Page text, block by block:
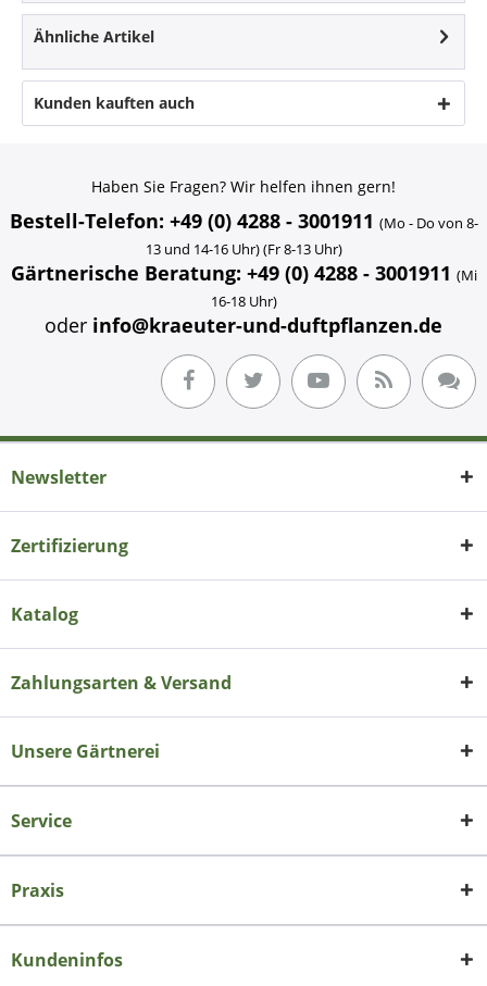
Ähnliche Artikel
Kunden kauften auch
Haben Sie Fragen? Wir helfen ihnen gern!
Bestell-Telefon: +49 (0) 4288 - 3001911 (Mo - Do von 8-
13 und 14-16 Uhr) (Fr 8-13 Uhr)
Gärtnerische Beratung: +49 (0) 4288 - 3001911 (Mi
16-18 Uhr)
oder info@kraeuter-und-duftpflanzen.de
Newsletter
Zertifizierung
Katalog
Zahlungsarten & Versand
Unsere Gärtnerei
Service
Praxis
Kundeninfos